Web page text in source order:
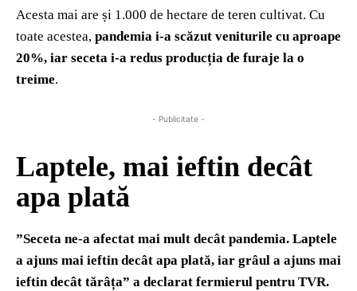
Acesta mai are și 1.000 de hectare de teren cultivat. Cu
toate acestea, pandemia i-a scăzut veniturile cu aproape
20%, iar seceta i-a redus producția de furaje la o
treime.
- Publicitate -
Laptele, mai ieftin decât
apa plată
”Seceta ne-a afectat mai mult decât pandemia. Laptele
a ajuns mai ieftin decât apa plată, iar grâul a ajuns mai
ieftin decât tărâța” a declarat fermierul pentru TVR.